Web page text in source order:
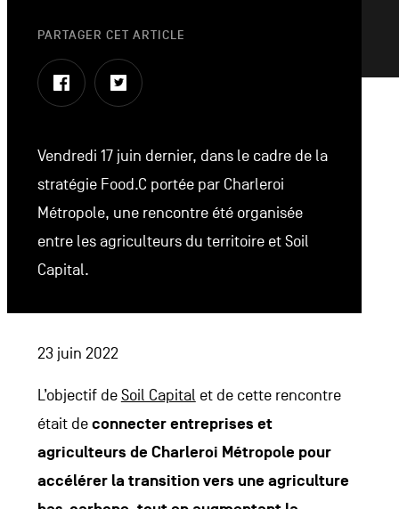
23 juin 2022
PARTAGER CET ARTICLE
FacebookTwitter
Vendredi 17 juin dernier, dans le cadre de la
stratégie Food.C portée par Charleroi
Métropole, une rencontre été organisée
entre les agriculteurs du territoire et Soil
Capital.
L’objectif deSoil Capital et de cette rencontre
était deconnecter entreprises et
agriculteurs de Charleroi Métropole pour
accélérer la transition vers une agriculture